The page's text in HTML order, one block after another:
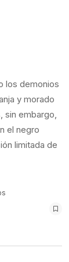
los demonios
y morado
sin embargo,
el negro
limitada de